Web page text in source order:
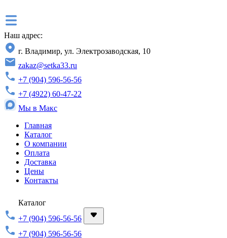
Наш адрес:
г. Владимир, ул. Электрозаводская, 10
zakaz@setka33.ru
+7 (904) 596-56-56
+7 (4922) 60-47-22
Мы в Макс
Главная
Каталог
О компании
Оплата
Доставка
Цены
Контакты
Каталог
+7 (904) 596-56-56
+7 (904) 596-56-56